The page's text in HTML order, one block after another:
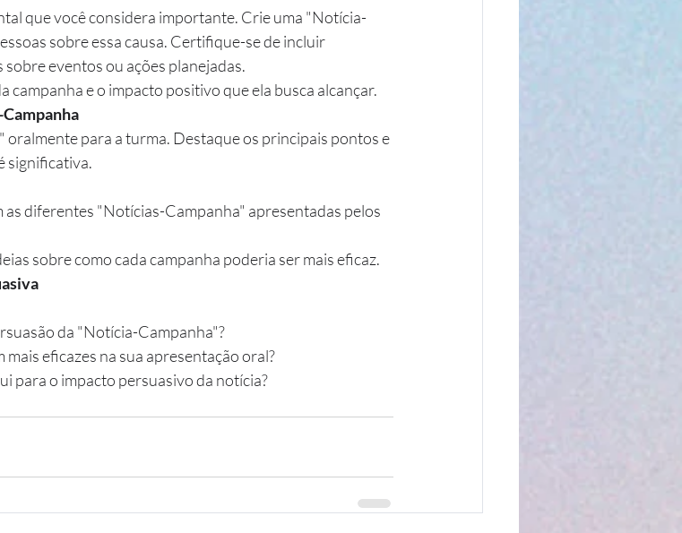
que você considera importante. Crie uma "Notícia-
sobre essa causa. Certifique-se de incluir
eventos ou ações planejadas.
e o impacto positivo que ela busca alcançar.
para a turma. Destaque os principais pontos e
significativa.
as diferentes "Notícias-Campanha" apresentadas pelos
sobre como cada campanha poderia ser mais eficaz.
da "Notícia-Campanha"?
eficazes na sua apresentação oral?
para o impacto persuasivo da notícia?